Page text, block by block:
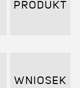
PRODUKT
WNIOSEK